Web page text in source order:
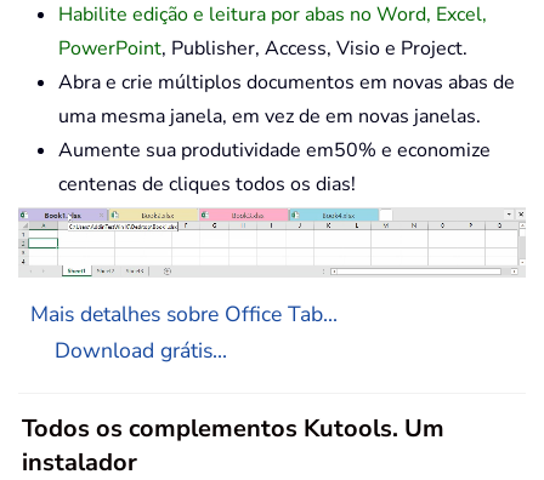
Habilite edição e leitura por abas no Word, Excel,
PowerPoint, Publisher, Access, Visio e Project.
Abra e crie múltiplos documentos em novas abas de
uma mesma janela, em vez de em novas janelas.
Aumente sua produtividade em50% e economize
centenas de cliques todos os dias!
Mais detalhes sobre Office Tab...
Download grátis...
Todos os complementos Kutools. Um
instalador